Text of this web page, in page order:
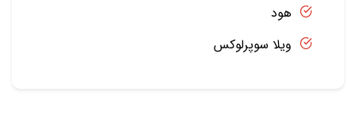
هود
ویلا سوپرلوکس